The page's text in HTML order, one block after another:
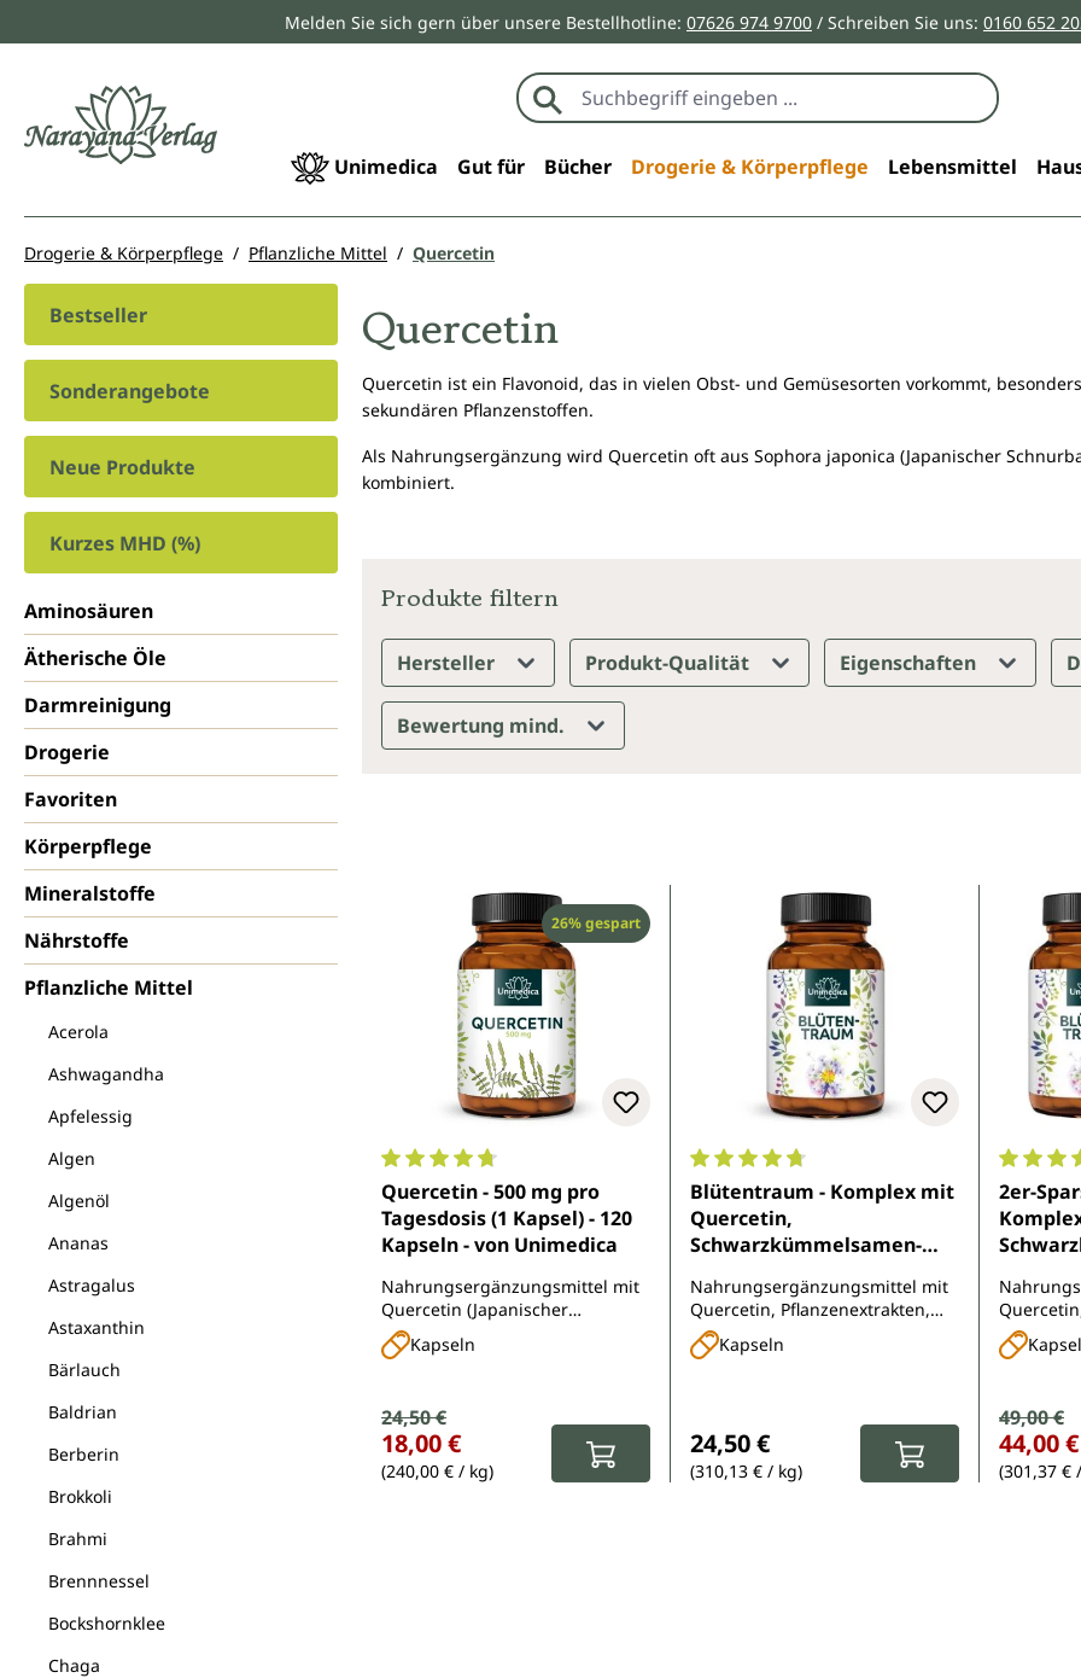
Zur Hauptnavigation springenMelden Sie sich gern über unsere Bestellhotline: 07626 974 9700 / Schreiben Sie uns: 0160 652
Unimedica Gut für Bücher Drogerie & Körperpflege Lebensmittel
Drogerie & Körperpflege Pflanzliche Mittel Quercetin
Bestseller
Sonderangebote
Neue Produkte
Kurzes MHD (%)
Aminosäuren
Ätherische Öle
Darmreinigung
Drogerie
Favoriten
Körperpflege
Mineralstoffe
Nährstoffe
Pflanzliche Mittel
Acerola
Ashwagandha
Apfelessig
Algen
Algenöl
Ananas
Astragalus
Astaxanthin
Bärlauch
Baldrian
Berberin
Brokkoli
Brahmi
Brennnessel
Bockshornklee
Chaga
Quercetin
Quercetin ist ein Flavonoid, das in vielen Obst- und Gemüsesorten vorkommt,
sekundären Pflanzenstoffen.
Als Nahrungsergänzung wird Quercetin oft aus Sophora japonica (Japanischer
kombiniert.
Produkte filtern
Hersteller Produkt-Qualität Eigenschaften
Bewertung mind.
Rabatt
26% gespart
Durchschnittliche Bewertung von 4.7 von 5 Sternen
Quercetin - 500 mg pro
Tagesdosis (1 Kapsel) - 120
Kapseln - von Unimedica
Nahrungsergänzungsmittel mit
Quercetin (Japanischer
Schnurbaumblütenextrakt)
Kapseln
Verkaufspreis:
Regulärer Preis:
24,50 €
18,00 €
(240,00 € / kg)
Durchschnittliche Bewertung von 4.8 von
Blütentraum - Komplex mit
Quercetin,
Schwarzkümmelsamen-
- 90 Kapseln - von
Unimedica
Nahrungsergänzungsmittel mit
Quercetin, Pflanzenextrakten,
Vitaminen, Mineralstoffen und
Chlorophyll
Kapseln
24,50 €
(310,13 € / kg)
2er-
- 2 x 90
Regulärer
49,00 €
44,00 €
(301,37 €